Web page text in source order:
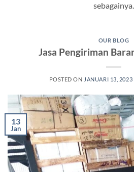
sebagainya.
OUR BLOG
Jasa Pengiriman
POSTED ON JANUARI 13, 2023
13
Jan